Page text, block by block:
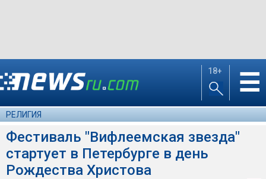
18+ ☰
РЕЛИГИЯ
Фестиваль "Вифлеемская звезда"
стартует в Петербурге в день
Рождества Христова